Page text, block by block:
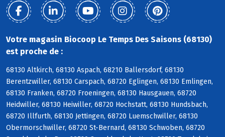
Votre magasin Biocoop Le Temps Des Saisons (68130)
est proche de :
68130 Altkirch, 68130 Aspach, 68210 Ballersdorf, 68130
Berentzwiller, 68130 Carspach, 68720 Eglingen, 68130 Emlingen,
68130 Franken, 68720 Froeningen, 68130 Hausgauen, 68720
Heidwiller, 68130 Heiwiller, 68720 Hochstatt, 68130 Hundsbach,
68720 Illfurth, 68130 Jettingen, 68720 Luemschwiller, 68130
Obermorschwiller, 68720 St-Bernard, 68130 Schwoben, 68720